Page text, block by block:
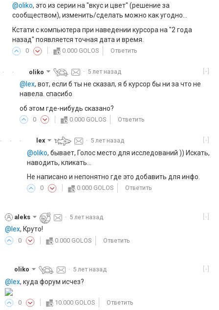
@oliko, это из серии на "вкус и цвет" (решение за
сообществом), изменить/сделать можно как угодно...
Кстати с компьютера при наведении курсора на "2 года
назад" появляется точная дата и время.
0 0.000 GOLOS Ответить
·
· [-]
oliko · 5 лет назад
@lex, вот, если б ты не сказал, я б курсор бы ни за что не
навела. спасибо
об этом где-нибудь сказано?
0 0.000 GOLOS Ответить
·
·
· [-]
lex · 5 лет назад
@oliko, бывает, Голос место для исследований )) Искать,
наводить, кликать...
Не написано и непонятно где это добавить для инфо.
0 0.000 GOLOS Ответить
[-]
aleks · 5 лет назад
@lex, Круто!
0 0.000 GOLOS Ответить
[-]
oliko · 5 лет назад
@lex, куда форум исчез?
0 10.000 GOLOS Ответить